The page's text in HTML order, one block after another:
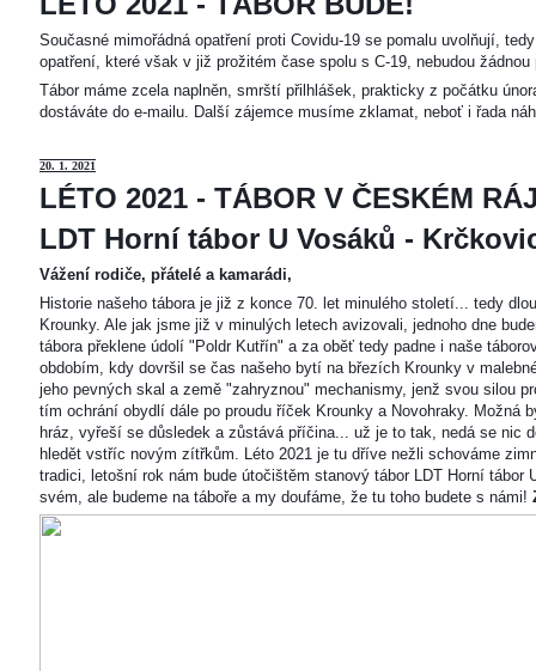
Současné mimořádná opatření proti Covidu-19 se pomalu uvolňují,
opatření, které však v již prožitém čase spolu s C-19, nebudou žádnou
Tábor máme zcela naplněn, smrští přilhlášek, prakticky z počátku
dostáváte do e-mailu. Další zájemce musíme zklamat, neboť i řada
20. 1. 2021
LÉTO 2021 - TÁBOR V ČESKÉM
LDT Horní tábor U Vosáků -
Vážení rodiče, přátelé a kamarádi,
Historie našeho tábora je již z konce 70. let minulého století... tedy
Krounky. Ale jak jsme již v minulých letech avizovali, jednoho dne
tábora překlene údolí "Poldr Kutřín" a za oběť tedy padne i naše
obdobím, kdy dovršil se čas našeho bytí na březích Krounky v
jeho pevných skal a země "zahryznou" mechanismy, jenž svou silou
tím ochrání obydlí dále po proudu říček Krounky a Novohraky. Možná
hráz, vyřeší se důsledek a zůstává příčina... už je to tak, nedá se nic
hledět vstříc novým zítřkům. Léto 2021 je tu dříve nežli schováme
tradici, letošní rok nám bude útočištěm stanový tábor LDT Horní tábor
svém, ale budeme na táboře a my doufáme, že tu toho budete s námi!